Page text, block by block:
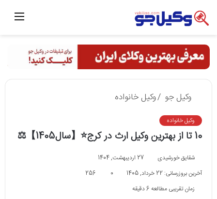
منو
وکیل جو /وکیل خانواده
وکیل خانواده
10 تا از بهترین وکیل ارث در کرج⭐【سال1405】⚖️
شقایق خورشیدی
27 اردیبهشت, 1404
آخرین بروزرسانی: 22 خرداد, 1405
0
256
زمان تقریبی مطالعه 6 دقیقه